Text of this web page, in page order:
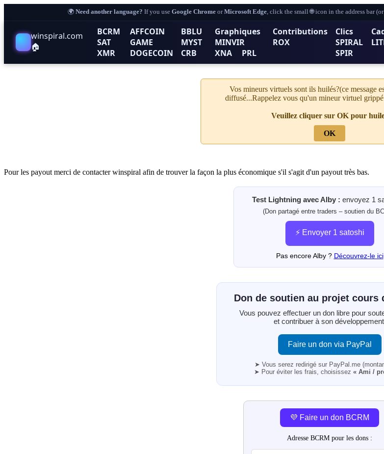
🌍 Need another language? If you use Google ChromeorMicrosoft Edge, click the small 🌐 icon in the address bar
winspiral.com
🏠
BCRM
SAT
XMR
AFFCOIN
GAME
DOGECOIN
BBLU
MYST
CRB
Graphiques
MINVIR
XNA
PRL
Contributions
ROX
Clics
SPIRAL
SPIR
Vos mineurs virtuels sont ils huilés?(ce message
diffusé...Rappelez vous qu'un mineur virtuel
Veuillez cliquer sur OK pour
OK
Pour les payout merci de contacter winspiral afin de trouver la façon la plus économique s'il s'agit d'un payout très bas.
Test Lightning avec Alby : envoyez 1
(Don partagé entre traders – soutien du
⚡ Envoyer 1 satoshi
Pas encore Alby ? Découvrez-le ici
Don de soutien au projet cours
Vous pouvez effectuer un don libre pour
et contribuer à son
Faire un don via PayPal
➤ Vous serez redirigé sur PayPal.me
➤ Pour éviter les frais, choisissez « Ami /
💜 Faire un don BCRM
Adresse BCRM pour les dons :